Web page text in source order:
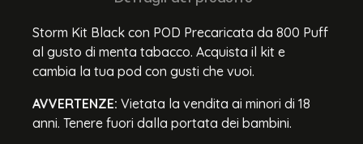
Storm Kit Black con POD Precaricata da 800 Puff
al gusto di menta tabacco. Acquista il kit e
cambia la tua pod con gusti che vuoi.
AVVERTENZE: Vietata la vendita ai minori di 18
anni. Tenere fuori dalla portata dei bambini.